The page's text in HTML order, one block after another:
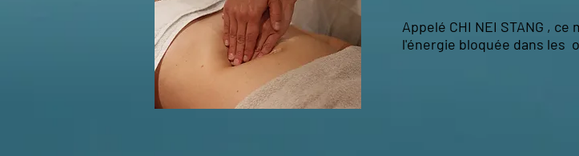
Appelé CHI NEI STANG ,
l'énergie bloquée dans les